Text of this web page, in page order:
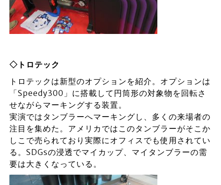
◇トロテック
トロテックは新型のオプションを紹介。オプションは
「Speedy300」に搭載して円筒形の対象物を回転さ
せながらマーキングする装置。
実演ではタンブラーへマーキングし、多くの来場者の
注目を集めた。アメリカではこのタンブラーがそこか
しこで売られており実際にオフィスでも使用されてい
る。SDGsの浸透でマイカップ、マイタンブラーの需
要は大きくなっている。